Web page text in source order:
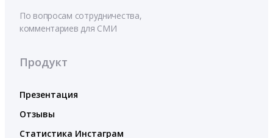
По вопросам сотрудничества,
комментариев для СМИ
Продукт
Презентация
Отзывы
Статистика Инстаграм